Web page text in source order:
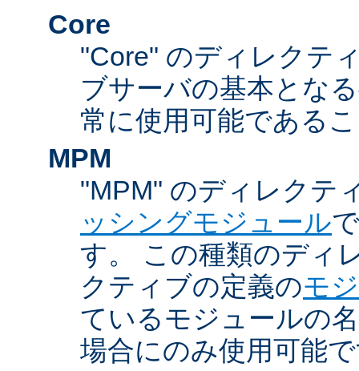
Core
"Core" のディレクテ
ブサーバの基本とな
常に使用可能である
MPM
"MPM" のディレクテ
ッシングモジュール
す。 この種類のディ
クティブの定義のモ
ているモジュールの
場合にのみ使用可能